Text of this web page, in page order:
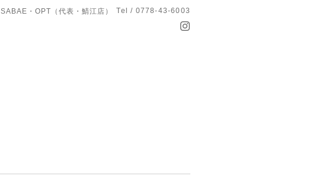
SABAE・OPT（代表・鯖江店） Tel / 0778-43-6003